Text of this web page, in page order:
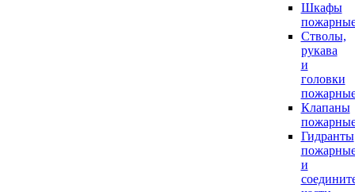
Шкафы
Стволы,
рукава
и
головки
Клапаны
Гидранты
и